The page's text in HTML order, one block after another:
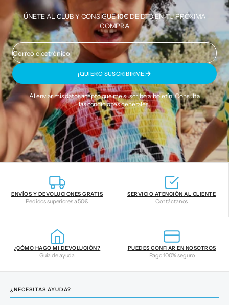
ÚNETE AL CLUB Y CONSIGUE10€DE DTO EN TU PRÓXIMA
COMPRA
Correo electrónico
¡QUIERO SUSCRIBIRME!
Al enviar mis datos acepto que me suscribo al boletín. Consulta
lascondiciones generales.
ENVÍOS Y DEVOLUCIONES GRATIS
Pedidos superiores a 50€
SERVICIO ATENCIÓN AL CLIENTE
Contáctanos
¿CÓMO HAGO MI DEVOLUCIÓN?
Guía de ayuda
PUEDES CONFIAR EN NOSOTROS
Pago 100% seguro
¿NECESITAS AYUDA?